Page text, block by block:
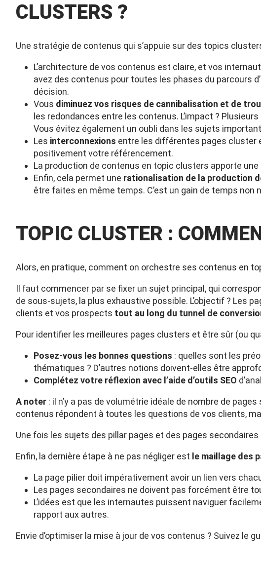
CLUSTERS ?
Une stratégie de contenus qui s’appuie sur des topics
L’architecture de vos contenus est claire, et vos
avez des contenus pour toutes les phases du parcours
décision.
Vous diminuez vos risques de cannibalisation et de
les redondances entre les contenus. L’impact ?
Vous évitez également un oubli dans les sujets
Les interconnexions entre les différentes pages cluster
positivement votre référencement.
La production de contenus en topic clusters apporte une
Enfin, cela permet une rationalisation de la production
être faites en même temps. C’est un gain de temps non
TOPIC CLUSTER :
Alors, en pratique, comment on orchestre ses contenus en
Il faut commencer par se fixer un sujet principal, qui
de sous-sujets, la plus exhaustive possible. L’objectif ? Les
clients et vos prospects tout au long du tunnel de
Pour identifier les meilleures pages clusters et être sûr (ou
Posez-vous les bonnes questions : quelles sont les
thématiques ? D’autres notions doivent-elles être
Complétez votre réflexion avec l’aide d’outils SEO
A noter : il n’y a pas de volumétrie idéale de nombre de
contenus répondent à toutes les questions de vos clients,
Une fois les sujets des pillar pages et des pages
Enfin, la dernière étape à ne pas négliger est le maillage des
La page pilier doit impérativement avoir un lien vers
Les pages secondaires ne doivent pas forcément être
L’idées est que les internautes puissent naviguer
rapport aux autres.
Envie d’optimiser la mise à jour de vos contenus ? Suivez le